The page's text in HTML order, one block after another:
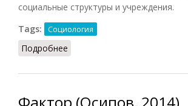
социальные структуры и учреждения.
Tags:
Социология
Подробнее
Фактор (Осипов, 2014)